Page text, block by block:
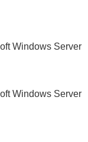
Windows Server
Windows Server